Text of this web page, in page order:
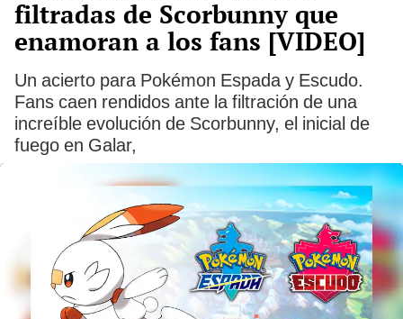
filtradas de Scorbunny que
enamoran a los fans [VIDEO]
Un acierto para Pokémon Espada y Escudo.
Fans caen rendidos ante la filtración de una
increíble evolución de Scorbunny, el inicial de
fuego en Galar,